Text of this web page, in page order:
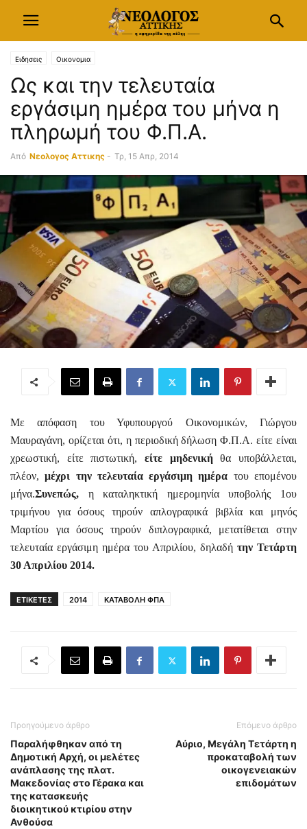
Ειδησεις Οικονομια
Ως και την τελευταία
εργάσιμη ημέρα του μήνα η
πληρωμή του Φ.Π.Α.
Από Νεολογος Αττικης - Τρ, 15 Απρ, 2014
Με απόφαση του Υφυπουργού Οικονομικών, Γιώργου
Μαυραγάνη, ορίζεται ότι, η περιοδική δήλωση Φ.Π.Α. είτε είναι
χρεωστική, είτε πιστωτική, είτε μηδενικήθα υποβάλλεται,
πλέον,μέχρι την τελευταία εργάσιμη ημέρα του επομένου
μήνα.Συνεπώς, η καταληκτική ημερομηνία υποβολής 1ου
τριμήνου για όσους τηρούν απλογραφικά βιβλία και μηνός
Μαρτίου για όσους τηρούν διπλογραφικά, μετατίθεται στην
τελευταία εργάσιμη ημέρα του Απριλίου, δηλαδή την Τετάρτη
30 Απριλίου 2014.
ΕΤΙΚΕΤΕΣ 2014 ΚΑΤΑΒΟΛΗ ΦΠΑ
Προηγούμενο άρθρο
Παραλήφθηκαν από τη
Δημοτική Αρχή, οι μελέτες
ανάπλασης της πλατ.
Μακεδονίας στο Γέρακα και
της κατασκευής
διοικητικού κτιρίου στην
Ανθούσα
Επόμενο άρθρο
Αύριο, Μεγάλη Τετάρτη η
προκαταβολή των
οικογενειακών
επιδομάτων